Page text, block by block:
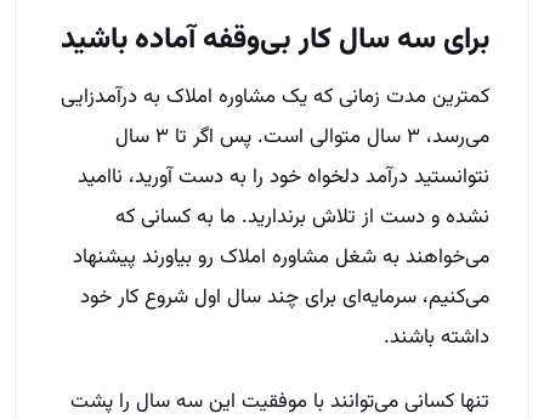
برای سه سال کار بی‌وقفه آماده باشید
کمترین مدت زمانی که یک مشاوره املاک به درآمدزایی
می‌رسد، ۳ سال متوالی است. پس اگر تا ۳ سال
نتوانستید درآمد دلخواه خود را به دست آورید، ناامید
نشده و دست از تلاش برندارید. ما به کسانی که
می‌خواهند به شغل مشاوره املاک رو بیاورند پیشنهاد
می‌کنیم، سرمایه‌ای برای چند سال اول شروع کار خود
داشته باشند.
تنها کسانی می‌توانند با موفقیت این سه سال را پشت